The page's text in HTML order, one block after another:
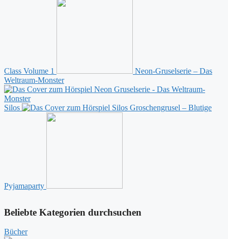
Class Volume 1
Neon-Gruselserie – Das
Weltraum-Monster
Silos Groschengrusel – Blutige
Pyjamaparty
Beliebte Kategorien durchsuchen
Bücher